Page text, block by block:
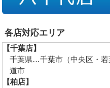
各店対応エリア
【千葉店】
千葉県…千葉市（中央区・
道市
【柏店】